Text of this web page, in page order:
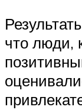
что люди,